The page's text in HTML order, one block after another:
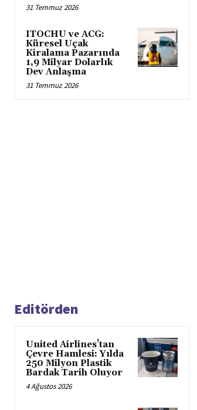
31 Temmuz 2026
ITOCHU ve ACG:
Küresel Uçak
Kiralama Pazarında
1,9 Milyar Dolarlık
Dev Anlaşma
31 Temmuz 2026
Editörden
United Airlines’tan
Çevre Hamlesi: Yılda
250 Milyon Plastik
Bardak Tarih Oluyor
4 Ağustos 2026